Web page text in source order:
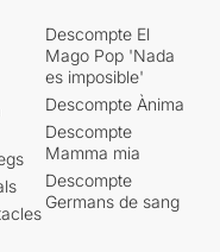
Descompte El
Mago Pop 'Nada
es imposible'
Descompte Ànima
Descompte
Mamma mia
Descompte
Germans de sang